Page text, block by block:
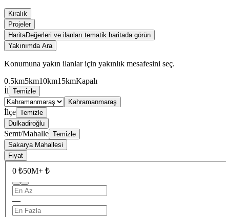
Kiralık
Projeler
HaritaDeğerleri ve ilanları tematik haritada görün
Yakınımda Ara
Konumuna yakın ilanlar için yakınlık mesafesini seç.
0.5km5km10km15kmKapalı
İl Temizle
Kahramanmaraş
İlçe Temizle
Dulkadiroğlu
Semt/Mahalle Temizle
Sakarya Mahallesi
Fiyat
0 ₺50M+ ₺
—